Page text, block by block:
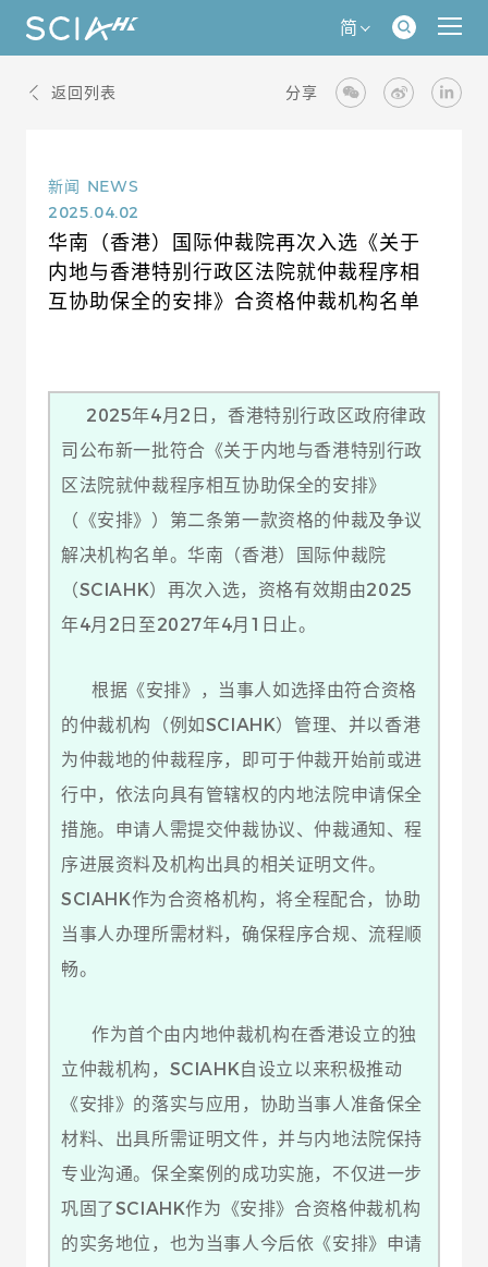
简
返回列表 分享
新闻 NEWS
2025.04.02
华南（香港）国际仲裁院再次入选《关于
内地与香港特别行政区法院就仲裁程序相
互协助保全的安排》合资格仲裁机构名单
2025年4月2日，香港特别行政区政府律政
司公布新一批符合《关于内地与香港特别行政
区法院就仲裁程序相互协助保全的安排》
（《安排》）第二条第一款资格的仲裁及争议
解决机构名单。华南（香港）国际仲裁院
（SCIAHK）再次入选，资格有效期由2025
年4月2日至2027年4月1日止。
根据《安排》，当事人如选择由符合资格
的仲裁机构（例如SCIAHK）管理、并以香港
为仲裁地的仲裁程序，即可于仲裁开始前或进
行中，依法向具有管辖权的内地法院申请保全
措施。申请人需提交仲裁协议、仲裁通知、程
序进展资料及机构出具的相关证明文件。
SCIAHK作为合资格机构，将全程配合，协助
当事人办理所需材料，确保程序合规、流程顺
畅。
作为首个由内地仲裁机构在香港设立的独
立仲裁机构，SCIAHK自设立以来积极推动
《安排》的落实与应用，协助当事人准备保全
材料、出具所需证明文件，并与内地法院保持
专业沟通。保全案例的成功实施，不仅进一步
巩固了SCIAHK作为《安排》合资格仲裁机构
的实务地位，也为当事人今后依《安排》申请